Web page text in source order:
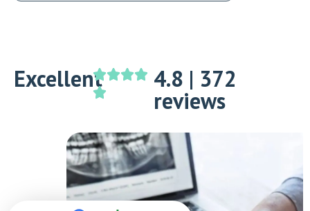
Excellent 4.8 | 372
reviews